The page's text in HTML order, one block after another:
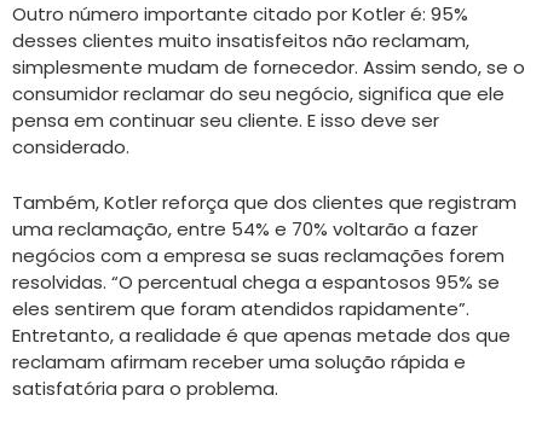
Outro número importante citado por Kotler é: 95%
desses clientes muito insatisfeitos não reclamam,
simplesmente mudam de fornecedor. Assim sendo, se o
consumidor reclamar do seu negócio, significa que ele
pensa em continuar seu cliente. E isso deve ser
considerado.
Também, Kotler reforça que dos clientes que registram
uma reclamação, entre 54% e 70% voltarão a fazer
negócios com a empresa se suas reclamações forem
resolvidas. “O percentual chega a espantosos 95% se
eles sentirem que foram atendidos rapidamente”.
Entretanto, a realidade é que apenas metade dos que
reclamam afirmam receber uma solução rápida e
satisfatória para o problema.